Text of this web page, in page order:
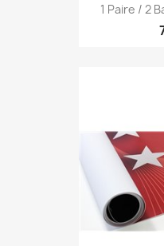
1 Paire / 2